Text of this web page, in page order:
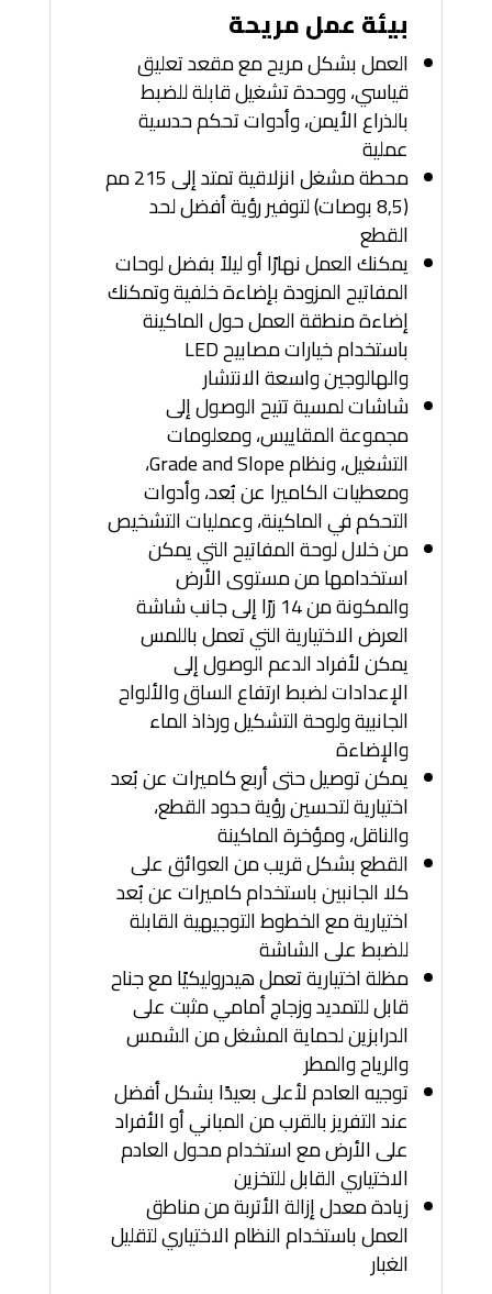
بيئة عمل مريحة
العمل بشكل مريح مع مقعد تعليق
قياسي، ووحدة تشغيل قابلة للضبط
بالذراع الأيمن، وأدوات تحكم حدسية
عملية
محطة مشغل انزلاقية تمتد إلى 215 مم
(8,5 بوصات) لتوفير رؤية أفضل لحد
القطع
يمكنك العمل نهارًا أو ليلاً بفضل لوحات
المفاتيح المزودة بإضاءة خلفية وتمكنك
إضاءة منطقة العمل حول الماكينة
باستخدام خيارات مصابيح LED
والهالوجين واسعة الانتشار
شاشات لمسية تتيح الوصول إلى
مجموعة المقاييس، ومعلومات
التشغيل، ونظام Grade and Slope،
ومعطيات الكاميرا عن بُعد، وأدوات
التحكم في الماكينة، وعمليات التشخيص
من خلال لوحة المفاتيح التي يمكن
استخدامها من مستوى الأرض
والمكونة من 14 زرًا إلى جانب شاشة
العرض الاختيارية التي تعمل باللمس
يمكن لأفراد الدعم الوصول إلى
الإعدادات لضبط ارتفاع الساق والألواح
الجانبية ولوحة التشكيل ورذاذ الماء
والإضاءة
يمكن توصيل حتى أربع كاميرات عن بُعد
اختيارية لتحسين رؤية حدود القطع،
والناقل، ومؤخرة الماكينة
القطع بشكل قريب من العوائق على
كلا الجانبين باستخدام كاميرات عن بُعد
اختيارية مع الخطوط التوجيهية القابلة
للضبط على الشاشة
مظلة اختيارية تعمل هيدروليكيًا مع جناح
قابل للتمديد وزجاج أمامي مثبت على
الدرابزين لحماية المشغل من الشمس
والرياح والمطر
توجيه العادم لأعلى بعيدًا بشكل أفضل
عند التفريز بالقرب من المباني أو الأفراد
على الأرض مع استخدام محول العادم
الاختياري القابل للتخزين
زيادة معدل إزالة الأتربة من مناطق
العمل باستخدام النظام الاختياري لتقليل
الغبار